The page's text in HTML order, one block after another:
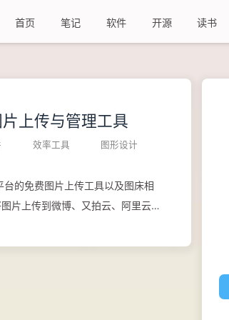
首页 笔记 软件 开源 读书
上传与管理工具
效率工具
图形设计
的免费图片上传工具以及图床相
片上传到微博、又拍云、阿里云
复制图片的链接到剪贴板里，使用